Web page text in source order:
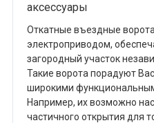
аксессуары
Откатные въездные
электроприводом,
загородный участок
Такие ворота порадуют
широкими
Например, их возможно
частичного открытия для